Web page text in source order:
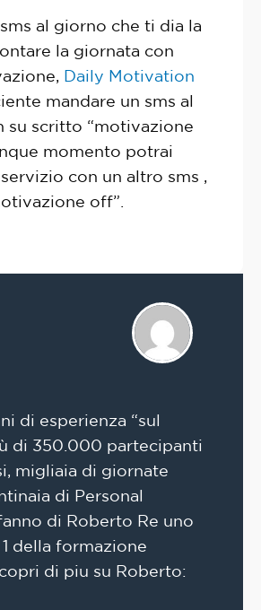
al giorno che ti dia la
la giornata con
Daily Motivation
mandare un sms al
su scritto “motivazione
momento potrai
con un altro sms ,
off”.
di esperienza “sul
di 350.000 partecipanti
migliaia di giornate
di Personal
di Roberto Re uno
della formazione
di piu su Roberto: